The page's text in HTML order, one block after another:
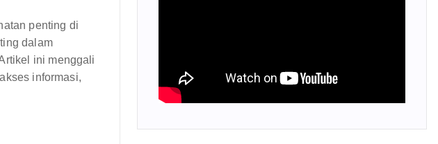
penting di
dalam
ini menggali
informasi,